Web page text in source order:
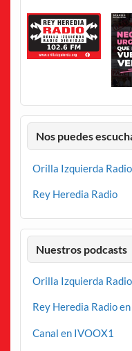
Nos puedes
Orilla Izquierda Radio
Rey Heredia Radio
Nuestros podcasts
Orilla Izquierda
Rey Heredia Radio
Canal en IVOOX1